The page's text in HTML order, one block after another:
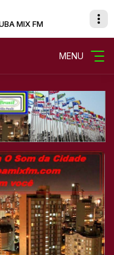
MIX FM
MENU